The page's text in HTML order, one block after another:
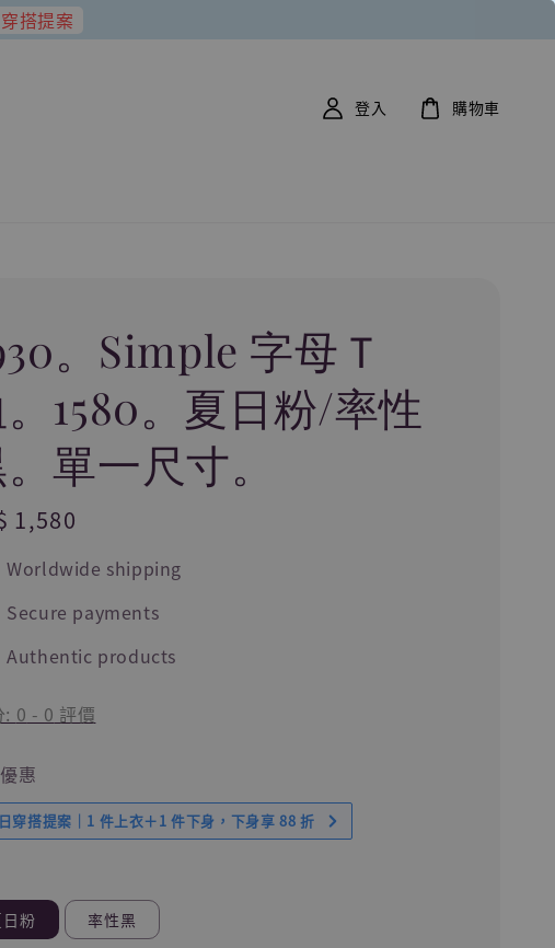
搭提案
登入 購物車
。Simple 字母Ｔ
1580。夏日粉/率性
單一尺寸。
1,580
Worldwide shipping
Secure payments
Authentic products
: 0 - 0 評價
惠
穿搭提案｜1 件上衣＋1 件下身，下身享 88 折
粉 率性黑